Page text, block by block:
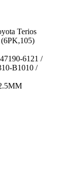
Terios
(6PK,105)
6121 /
B1010 /